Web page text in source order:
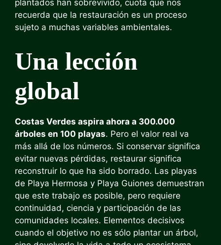
plantados han sobrevivido, cuota que nos
recuerda que la restauración es un proceso
sujeto a muchas variables ambientales.
Una lección
global
Costas Verdes aspira ahora a 300.000
árboles en 100 playas. Pero el valor real va
más allá de los números. Si conservar significa
evitar nuevas pérdidas, restaurar significa
reconstruir lo que ha sido borrado. Las playas
de Playa Hermosa y Playa Guiones demuestran
que este trabajo es posible, pero requiere
continuidad, ciencia y participación de las
comunidades locales. Elementos decisivos
cuando el objetivo no es sólo plantar un árbol,